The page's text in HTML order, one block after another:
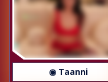
◉ Taanni